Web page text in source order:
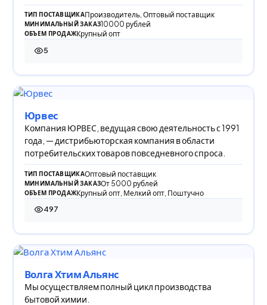
климатические
ТИП ПОСТАВЩИКАПроизводитель, Оптовый поставщик
МИНИМАЛЬНЫЙ ЗАКАЗ10000 рублей
ОБЪЕМ ПРОДАЖКрупный опт
5
5 просмотров
Юрвес
Компания ЮРВЕС, ведущая свою деятельность с 1991
года, — дистрибьюторская компания в области
потребительских товаров повседневного спроса.
ТИП ПОСТАВЩИКАОптовый поставщик
МИНИМАЛЬНЫЙ ЗАКАЗОт 5000 рублей
ОБЪЕМ ПРОДАЖКрупный опт, Мелкий опт, Поштучно
497
497 просмотров
Волга Хтим Альянс
Мы осуществляем полный цикл производства
бытовой химии.